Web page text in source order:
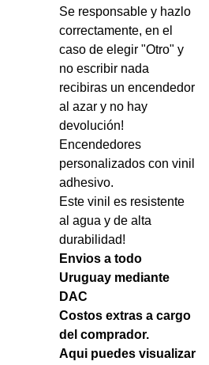
Se responsable y hazlo
correctamente, en el
caso de elegir "Otro" y
no escribir nada
recibiras un encendedor
al azar y no hay
devolución!
Encendedores
personalizados con vinil
adhesivo.
Este vinil es resistente
al agua y de alta
durabilidad!
Envios a todo
Uruguay mediante
DAC
Costos extras a cargo
del comprador.
Aqui puedes visualizar